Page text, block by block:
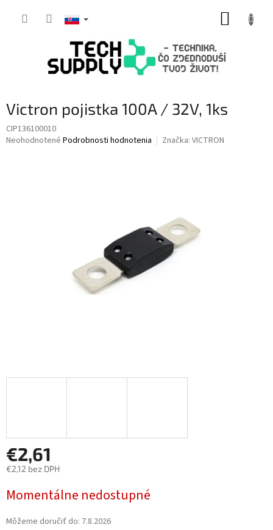
Victron pojistka 100A / 32V, 1ks
CIP136100010
Priemerné
Neohodnotené Podrobnosti hodnotenia Značka: VICTRON
€2,61
€2,12 bez DPH
cena:
Momentálne nedostupné
Môžeme doručiť do: 7.8.2026